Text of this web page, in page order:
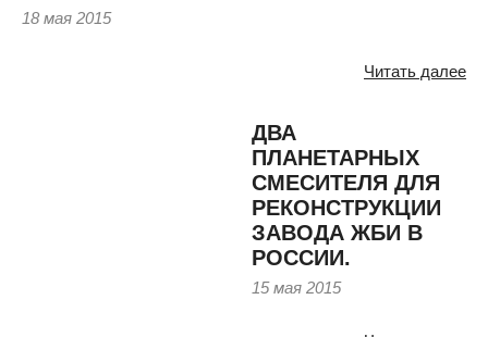
18 мая 2015
Читать далее
ДВА
ПЛАНЕТАРНЫХ
СМЕСИТЕЛЯ ДЛЯ
РЕКОНСТРУКЦИИ
ЗАВОДА ЖБИ В
РОССИИ.
15 мая 2015